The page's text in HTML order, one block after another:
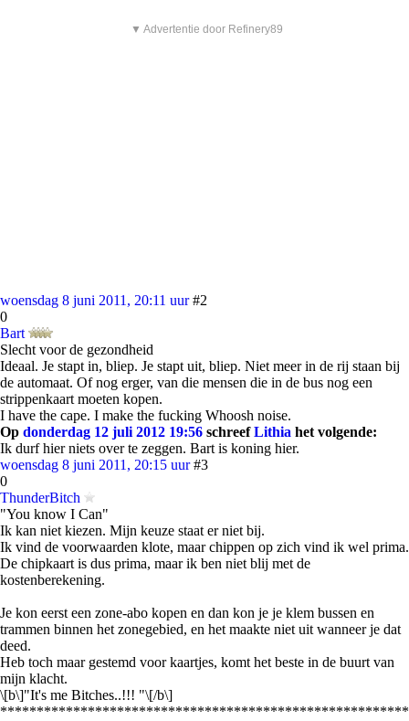
▼ Advertentie door Refinery89
woensdag 8 juni 2011, 20:11 uur #2
0
Bart
Slecht voor de gezondheid
Ideaal. Je stapt in, bliep. Je stapt uit, bliep. Niet meer in de rij staan bij
de automaat. Of nog erger, van die mensen die in de bus nog een
strippenkaart moeten kopen.
I have the cape. I make the fucking Whoosh noise.
Op donderdag 12 juli 2012 19:56 schreefLithia het volgende:
Ik durf hier niets over te zeggen. Bart is koning hier.
woensdag 8 juni 2011, 20:15 uur #3
0
ThunderBitch
"You know I Can"
Ik kan niet kiezen. Mijn keuze staat er niet bij.
Ik vind de voorwaarden klote, maar chippen op zich vind ik wel prima.
De chipkaart is dus prima, maar ik ben niet blij met de
kostenberekening.
Je kon eerst een zone-abo kopen en dan kon je je klem bussen en
trammen binnen het zonegebied, en het maakte niet uit wanneer je dat
deed.
Heb toch maar gestemd voor kaartjes, komt het beste in de buurt van
mijn klacht.
\[b\]"It's me Bitches..!!! "\[/b\]